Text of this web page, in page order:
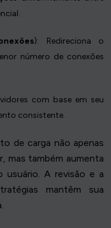
): Redireciona o
número de conexões
com base em seu
consistente.
de carga não apenas
mas também aumenta
usuário. A revisão e a
mantêm sua